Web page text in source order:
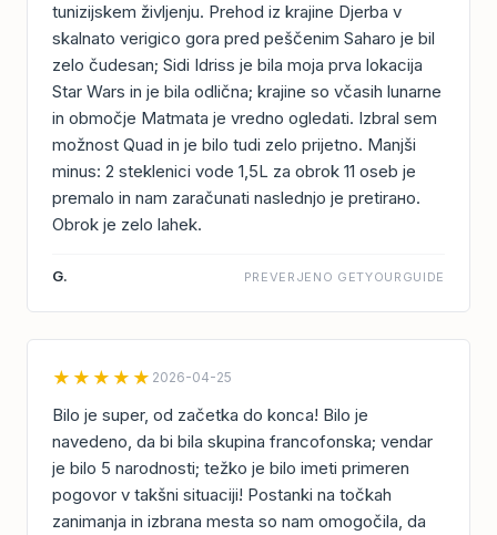
tunizijskem življenju. Prehod iz krajine Djerba v
skalnato verigico gora pred peščenim Saharo je bil
zelo čudesan; Sidi Idriss je bila moja prva lokacija
Star Wars in je bila odlična; krajine so včasih lunarne
in območje Matmata je vredno ogledati. Izbral sem
možnost Quad in je bilo tudi zelo prijetno. Manjši
minus: 2 steklenici vode 1,5L za obrok 11 oseb je
premalo in nam zaračunati naslednjo je pretirано.
Obrok je zelo lahek.
G. PREVERJENO GETYOURGUIDE
★★★★★ 2026-04-25
Bilo je super, od začetka do konca! Bilo je
navedeno, da bi bila skupina francofonska; vendar
je bilo 5 narodnosti; težko je bilo imeti primeren
pogovor v takšni situaciji! Postanki na točkah
zanimanja in izbrana mesta so nam omogočila, da